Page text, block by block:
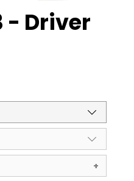
- Driver